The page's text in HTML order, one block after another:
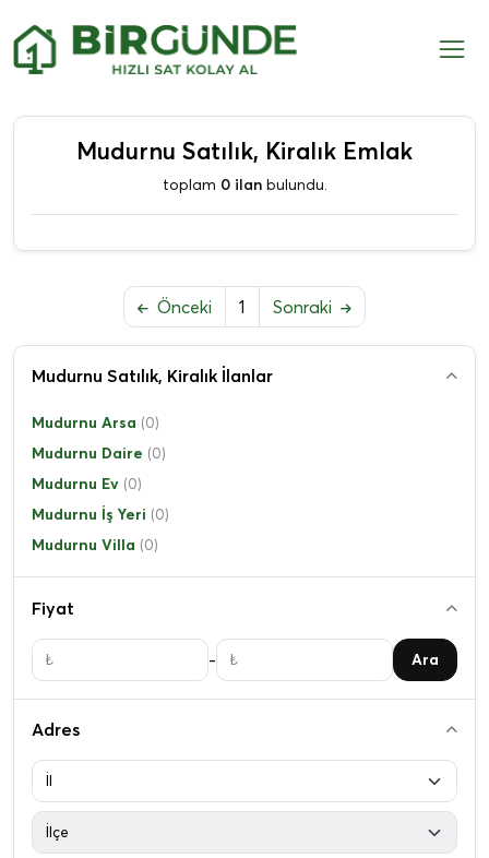
Mudurnu Satılık, Kiralık İlanlar
Mudurnu Arsa (0)
Mudurnu Daire (0)
Mudurnu Ev (0)
Mudurnu İş Yeri (0)
Mudurnu Villa (0)
Fiyat
- Ara
Adres
Mudurnu Satılık, Kiralık Emlak
toplam 0 ilanbulundu.
Önceki 1 Sonraki